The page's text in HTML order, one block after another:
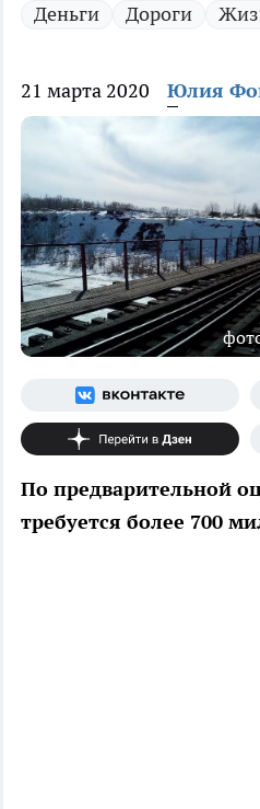
Деньги Дороги
21 марта 2020 Юлия
По предварительной
требуется более 700